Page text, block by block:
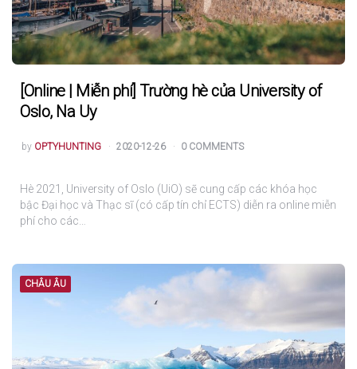
[Online | Miễn phí] Trường hè của University of
Oslo, Na Uy
POSTED
by OPTYHUNTING 2020-12-26 0 COMMENTS
Hè 2021, University of Oslo (UiO) sẽ cung cấp các khóa học
bậc Đại học và Thạc sĩ (có cấp tín chỉ ECTS) diễn ra online miễn
phí cho các…
CHÂU ÂU